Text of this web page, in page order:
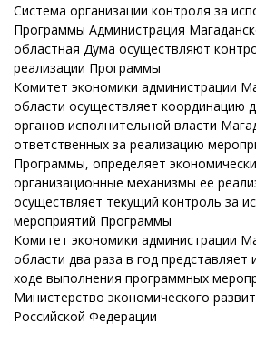
Система организации контроля за
Программы Администрация
областная Дума осуществляют
реализации Программы
Комитет экономики администрации
области осуществляет координацию
органов исполнительной власти
ответственных за реализацию
Программы, определяет
организационные механизмы ее
осуществляет текущий контроль за
мероприятий Программы
Комитет экономики администрации
области два раза в год
ходе выполнения программных
Министерство экономического
Российской Федерации